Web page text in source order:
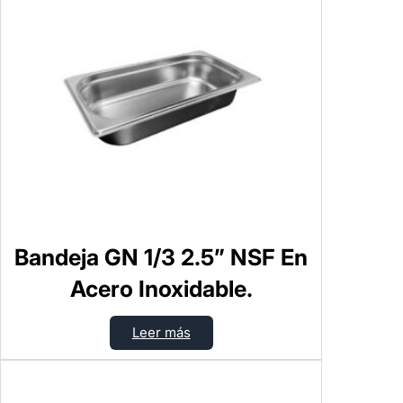
Bandeja GN 1/3 2.5” NSF En
Acero Inoxidable.
Leer más